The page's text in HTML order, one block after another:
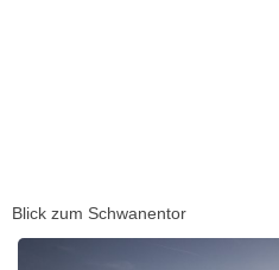
Blick zum Schwanentor